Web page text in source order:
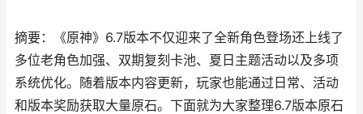
摘要：《原神》6.7版本不仅迎来了全新角色登场还上线了
多位老角色加强、双期复刻卡池、夏日主题活动以及多项
系统优化。随着版本内容更新，玩家也能通过日常、活动
和版本奖励获取大量原石。下面就为大家整理6.7版本原石